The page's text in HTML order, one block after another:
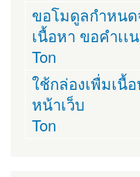
ขอโมดูลกำหนด
เนื้อหา ขอคำเเ
Ton
ใช้กล่องเพื่มเนื้
หน้าเว็บ
Ton